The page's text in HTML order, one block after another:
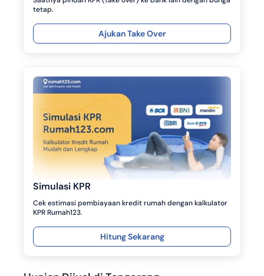
tetap.
Ajukan Take Over
Simulasi KPR
Cek estimasi pembiayaan kredit rumah dengan kalkulator
KPR Rumah123.
Hitung Sekarang